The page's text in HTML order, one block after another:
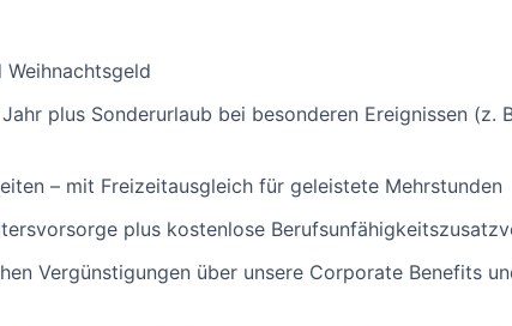
plus Sonderurlaub bei besonderen Ereignissen (z.
– mit Freizeitausgleich für geleistete Mehrstunden
plus kostenlose
Vergünstigungen über unsere Corporate Benefits